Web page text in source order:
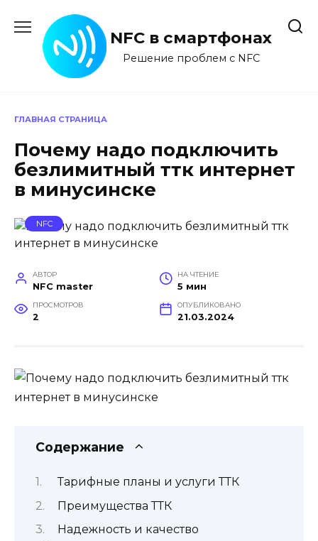
содержанию
NFC в смартфонах
Решение проблем с NFC
ГЛАВНАЯ СТРАНИЦА
Почему надо подключить
безлимитный ттк интернет
в минусинске
NFC
АВТОР
NFC master
НА ЧТЕНИЕ
5 мин
ПРОСМОТРОВ
2
ОПУБЛИКОВАНО
21.03.2024
Содержание
Тарифные планы и услуги ТТК
Преимущества ТТК
Надежность и качество